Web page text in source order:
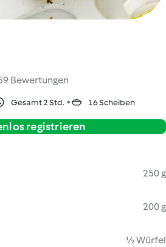
Bewertungen
Gesamt 2 Std. 16 Scheiben
registrieren
250 g
200 g
½ Würfel